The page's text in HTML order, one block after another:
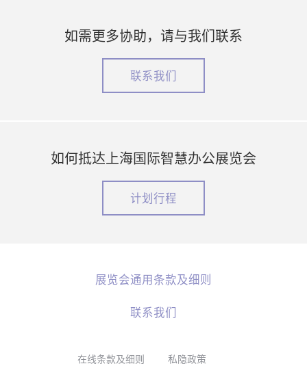
如需更多协助，请与我们联系
联系我们
如何抵达上海国际智慧办公展览会
计划行程
展览会通用条款及细则
联系我们
在线条款及细则 私隐政策